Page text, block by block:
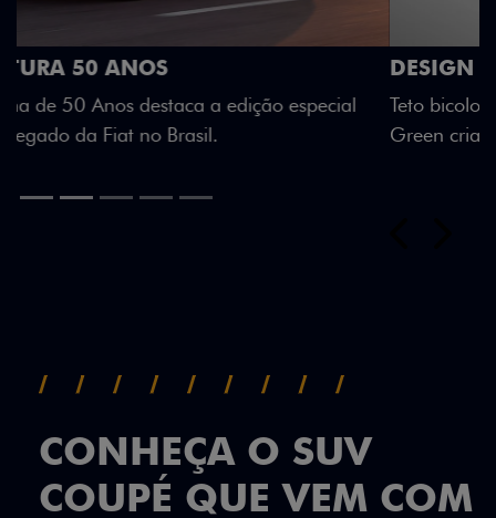
DESIGN QUE SE DESTACA
Teto bicolor, adesivos estilizados e detalhes em Citrus
Green criam uma identidade visual única.
CONHEÇA O SUV
COUPÉ QUE VEM COM